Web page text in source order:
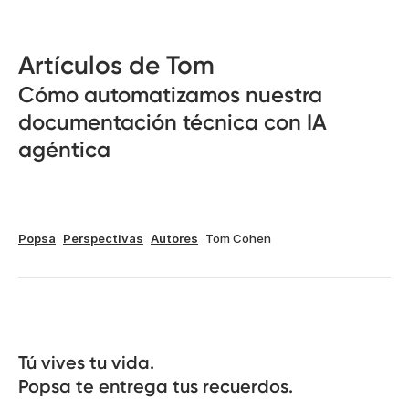
Artículos de Tom
Cómo automatizamos nuestra
documentación técnica con IA
agéntica
Popsa Perspectivas Autores Tom Cohen
Tú vives tu vida.
Popsa te entrega tus recuerdos.